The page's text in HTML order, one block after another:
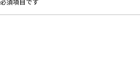
須項目です